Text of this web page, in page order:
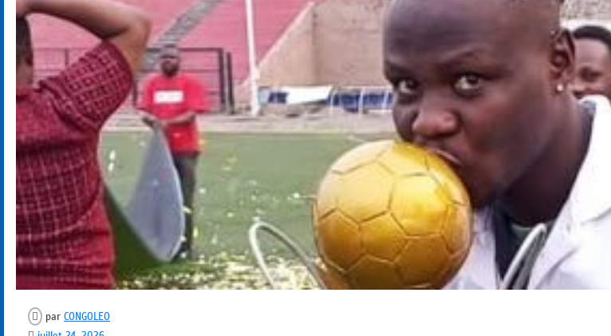
par CONGOLEO